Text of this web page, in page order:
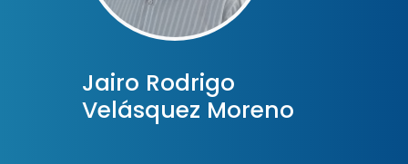
Jairo Rodrigo
Velásquez Moreno